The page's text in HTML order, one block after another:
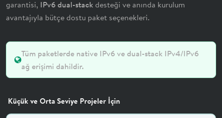
KULLANIM ŞARTLARI
İLETİŞİM
garantisi, IPv6 dual-stack desteği ve anında kurulum
avantajıyla bütçe dostu paket seçenekleri.
Tüm paketlerde native IPv6 ve dual-stack IPv4/IPv6
ağ erişimi dahildir.
Küçük ve Orta Seviye Projeler İçin